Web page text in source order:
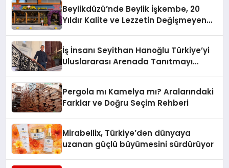
Beylikdüzü’nde Beylik İşkembe, 20
Yıldır Kalite ve Lezzetin Değişmeyen
İş İnsanı Seyithan Hanoğlu Türkiye’yi
Uluslararası Arenada Tanıtmayı
Pergola mı Kamelya mı? Aralarındaki
Farklar ve Doğru Seçim Rehberi
Mirabellix, Türkiye’den dünyaya
uzanan güçlü büyümesini sürdürüyor